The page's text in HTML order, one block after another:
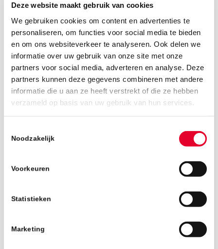
Deze website maakt gebruik van cookies
We gebruiken cookies om content en advertenties te
personaliseren, om functies voor social media te bieden
en om ons websiteverkeer te analyseren. Ook delen we
informatie over uw gebruik van onze site met onze
partners voor social media, adverteren en analyse. Deze
partners kunnen deze gegevens combineren met andere
informatie die u aan ze heeft verstrekt of die ze hebben
verzameld op basis van uw gebruik van hun services.
Noodzakelijk
Voorkeuren
Statistieken
Marketing